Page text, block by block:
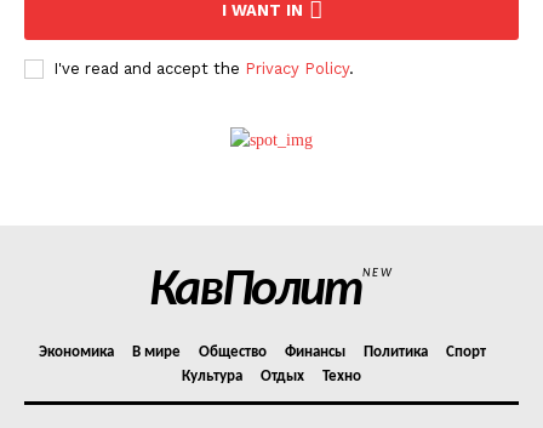
Контакты
I WANT IN
I've read and accept the Privacy Policy.
КавПолитNEW
Экономика В мире Общество Финансы Политика
Спорт
Культура
Отдых Техно